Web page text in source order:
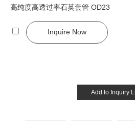
高纯度高透过率石英套管 OD23
Inquire Now